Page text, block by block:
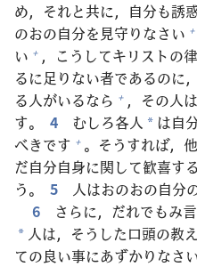
め，それと共に， 自分も誘
のおの自分を 見守りなさい +
い + ，こうしてキリストの律
るに足 りない者であるのに，
る人がいるなら + ，その人は
す。
4 むしろ各人 * は自
べきです + 。そうすれば， 他
だ自分自身に関して歓喜する
う。
5 人はおのおの自分
6
さらに，だれでもみ言
* 人は，そうした口頭の教
ての良い事にあずかりなさ